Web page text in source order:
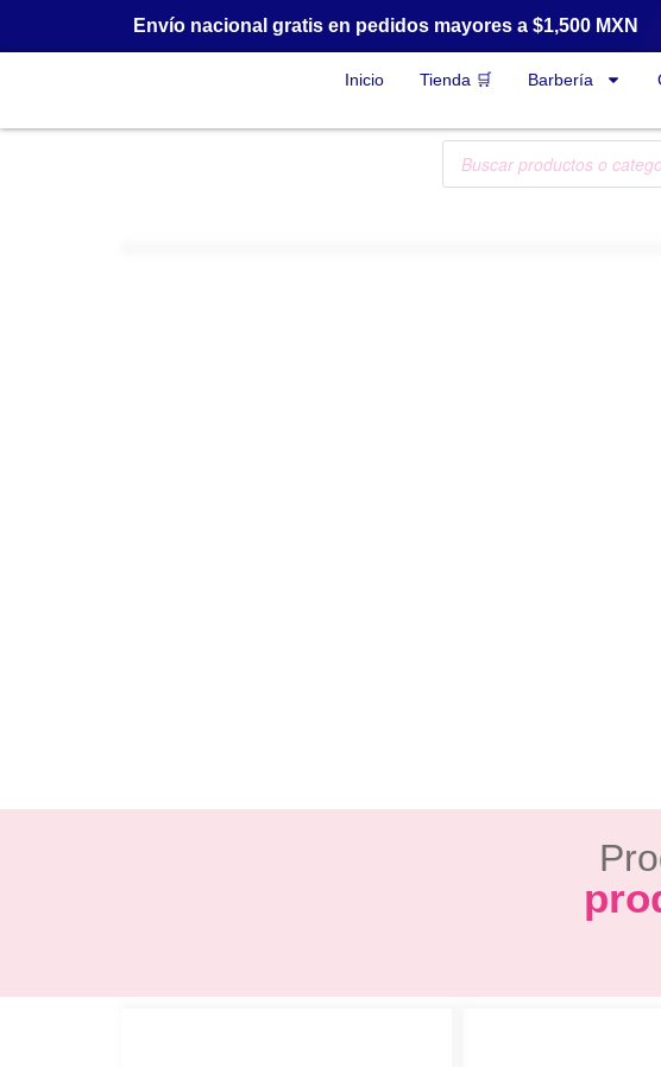
Envío nacional gratis en pedidos mayores a $1,500 MXN
Inicio Tienda 🛒 Barbería